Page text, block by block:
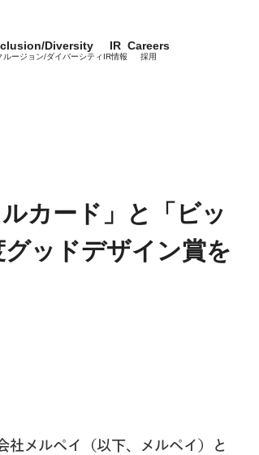
Diversity
ルージョン/ダイバーシティ
IR
IR情報
Careers
採用
カード」と「ビッ
ッドデザイン賞を
メルペイ（以下、メルペイ）と